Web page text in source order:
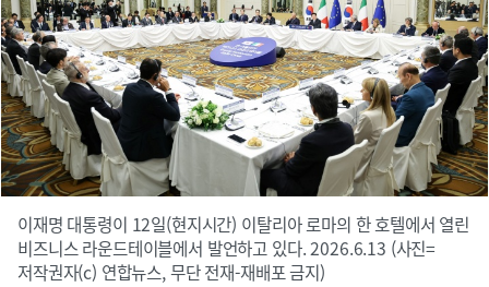
이재명 대통령이 12일(현지시간) 이탈리아 로마의 한 호텔에서 열린
비즈니스 라운드테이블에서 발언하고 있다. 2026.6.13 (사진=
저작권자(c) 연합뉴스, 무단 전재-재배포 금지)